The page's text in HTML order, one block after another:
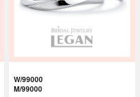
W/99000
M/99000